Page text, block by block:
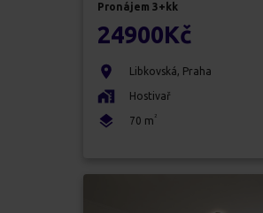
Pronájem 3+kk
24900Kč
Libkovská, Praha
Hostivař
70 m 2